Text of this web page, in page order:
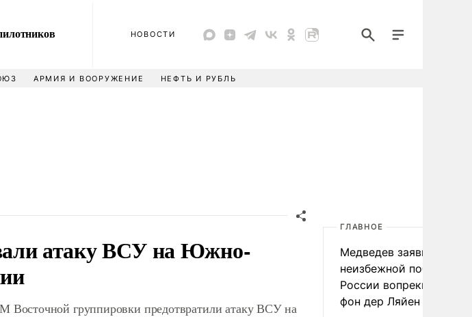
НОВОСТИ
АРМИЯ И ВООРУЖЕНИЕ НЕФТЬ И РУБЛЬ
атаку ВСУ на Южно-
группировки предотвратили атаку ВСУ на
ГЛАВНОЕ
Медведев заявил о
неизбежной победе
России вопреки словам
фон дер Ляйен